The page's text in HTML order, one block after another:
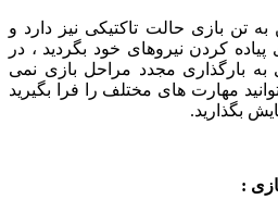
تن بازی حالت تاکتیکی نیز دارد و
پیاده کردن نیروهای خود بگردید ، در
بارگذاری مجدد مراحل بازی نمی
مهارت های مختلف را فرا بگیرید
بگذارید.
: